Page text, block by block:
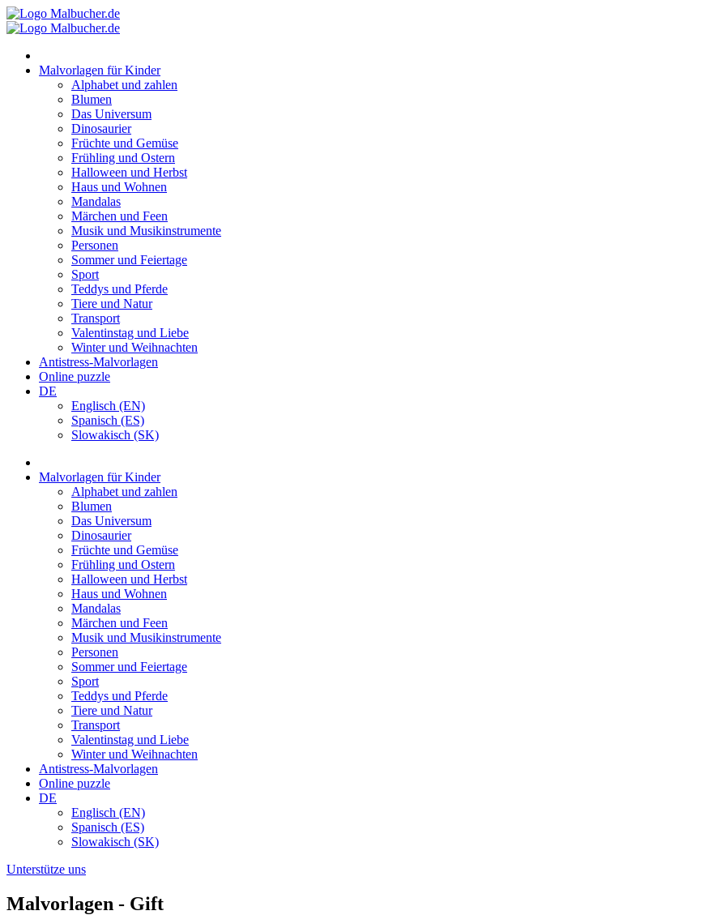
Zum
Inhalt
Malvorlagen für Kinder
Alphabet und zahlen
Blumen
Das Universum
Dinosaurier
Früchte und Gemüse
Frühling und Ostern
Halloween und Herbst
Haus und Wohnen
Mandalas
Märchen und Feen
Musik und Musikinstrumente
Personen
Sommer und Feiertage
Sport
Teddys und Pferde
Tiere und Natur
Transport
Valentinstag und Liebe
Winter und Weihnachten
Antistress-Malvorlagen
Online puzzle
DE
Englisch (EN)
Spanisch (ES)
Slowakisch (SK)
Malvorlagen für Kinder
Alphabet und zahlen
Blumen
Das Universum
Dinosaurier
Früchte und Gemüse
Frühling und Ostern
Halloween und Herbst
Haus und Wohnen
Mandalas
Märchen und Feen
Musik und Musikinstrumente
Personen
Sommer und Feiertage
Sport
Teddys und Pferde
Tiere und Natur
Transport
Valentinstag und Liebe
Winter und Weihnachten
Antistress-Malvorlagen
Online puzzle
DE
Englisch (EN)
Spanisch (ES)
Slowakisch (SK)
Unterstütze uns
Malvorlagen - Gift